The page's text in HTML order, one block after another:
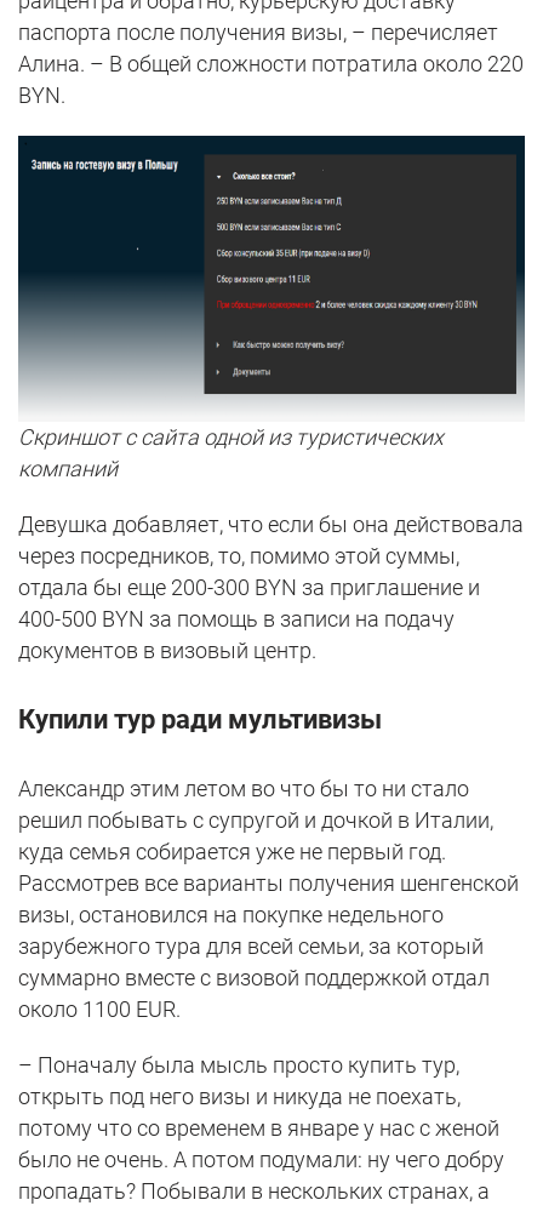
паспорта после получения визы, – перечисляет
Алина. – В общей сложности потратила около 220
BYN.
Скриншот с сайта одной из туристических
компаний
Девушка добавляет, что если бы она действовала
через посредников, то, помимо этой суммы,
отдала бы еще 200-300 BYN за приглашение и
400-500 BYN за помощь в записи на подачу
документов в визовый центр.
Купили тур ради мультивизы
Александр этим летом во что бы то ни стало
решил побывать с супругой и дочкой в Италии,
куда семья собирается уже не первый год.
Рассмотрев все варианты получения шенгенской
визы, остановился на покупке недельного
зарубежного тура для всей семьи, за который
суммарно вместе с визовой поддержкой отдал
около 1100 EUR.
– Поначалу была мысль просто купить тур,
открыть под него визы и никуда не поехать,
потому что со временем в январе у нас с женой
было не очень. А потом подумали: ну чего добру
пропадать? Побывали в нескольких странах, а